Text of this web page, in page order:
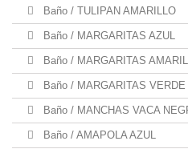
Baño / TULIPAN AMARILLO
Baño / MARGARITAS AZUL
Baño / MARGARITAS
Baño / MARGARITAS VERDE
Baño / MANCHAS VACA
Baño / AMAPOLA AZUL